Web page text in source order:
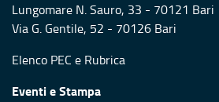
Lungomare N. Sauro, 33 - 70121 Bari
Via G. Gentile, 52 - 70126 Bari
Elenco PEC e Rubrica
Eventi e Stampa